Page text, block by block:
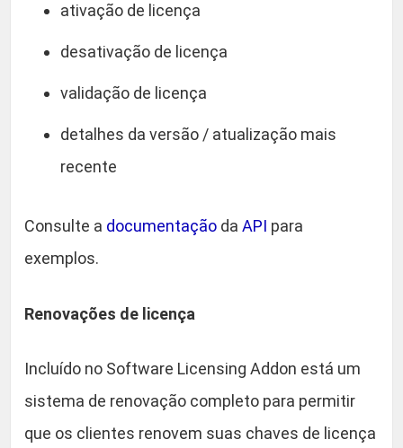
ativação de licença
desativação de licença
validação de licença
detalhes da versão / atualização mais
recente
Consulte a documentação da API para
exemplos.
Renovações de licença
Incluído no Software Licensing Addon está um
sistema de renovação completo para permitir
que os clientes renovem suas chaves de licença